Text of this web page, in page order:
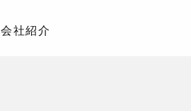
会社紹介